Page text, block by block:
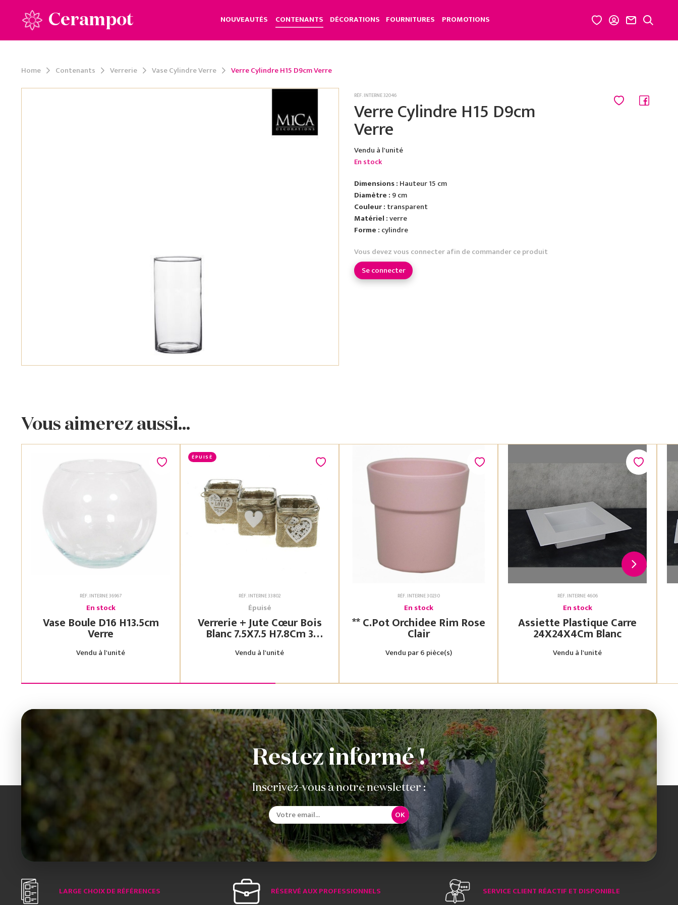
Cerampot NOUVEAUTÉS CONTENANTS DÉCORATIONS FOURNITURES PROMOTIONS
Home Contenants Verrerie Vase Cylindre Verre Verre Cylindre H15 D9cm Verre
RÉF. INTERNE 32046
Verre Cylindre H15 D9cm
Verre
Vendu à l'unité
En stock
Dimensions : Hauteur 15 cm
Diamètre : 9 cm
Couleur : transparent
Matériel :verre
Forme : cylindre
Vous devez vous connecter afin de commander ce produit
Se connecter
Vous aimerez aussi...
RÉF. INTERNE 36967
En stock
Vase Boule D16 H13.5cm
Verre
Vendu à l'unité
ÉPUISÉ
RÉF. INTERNE 33802
Épuisé
Verrerie + Jute Cœur Bois
Blanc 7.5X7.5 H7.8Cm 3
Assorties
Vendu à l'unité
RÉF. INTERNE 30230
En stock
** C.Pot Orchidee Rim Rose
Clair
Vendu par 6 pièce(s)
RÉF. INTERNE 4606
En stock
Assiette Plastique Carre
24X24X4Cm Blanc
Vendu à l'unité
Restez informé !
Inscrivez-vous à notre newsletter :
OK
LARGE CHOIX DE RÉFÉRENCES RÉSERVÉ AUX PROFESSIONNELS SERVICE CLIENT RÉACTIF ET DISPONIBLE